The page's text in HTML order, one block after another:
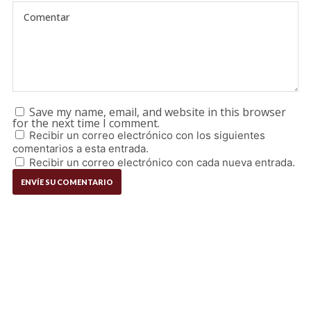
Save my name, email, and website in this browser
for the next time I comment.
Recibir un correo electrónico con los siguientes
comentarios a esta entrada.
Recibir un correo electrónico con cada nueva entrada.